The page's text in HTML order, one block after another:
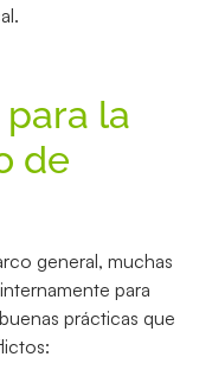
la
de
general, muchas
para
prácticas que